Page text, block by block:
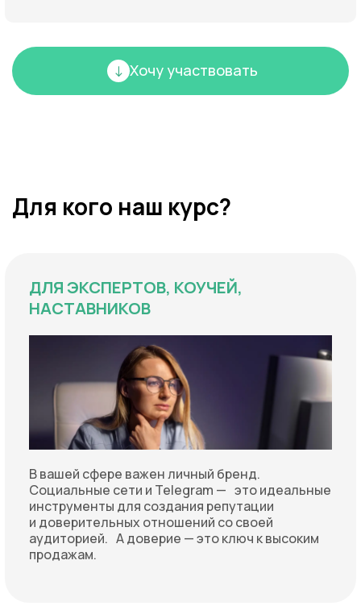
Хочу участвовать
Для кого наш курс?
ДЛЯ ЭКСПЕРТОВ, КОУЧЕЙ,
НАСТАВНИКОВ
В вашей сфере важен личный бренд.
Социальные сети и Telegram — это идеальные
инструменты для создания репутации
и доверительных отношений со своей
аудиторией. А доверие — это ключ к высоким
продажам.